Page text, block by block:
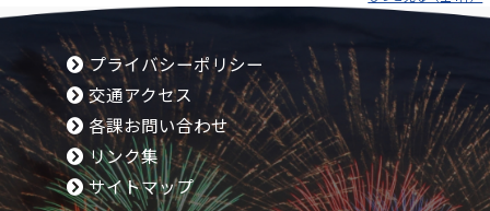
プライバシーポリシー
交通アクセス
各課お問い合わせ
リンク集
サイトマップ